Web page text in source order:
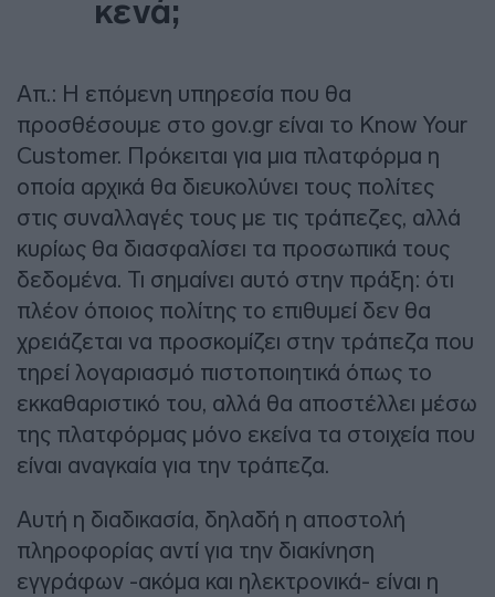
κενά;
Απ.: Η επόμενη υπηρεσία που θα
προσθέσουμε στο gov.gr είναι το Know Your
Customer. Πρόκειται για μια πλατφόρμα η
οποία αρχικά θα διευκολύνει τους πολίτες
στις συναλλαγές τους με τις τράπεζες, αλλά
κυρίως θα διασφαλίσει τα προσωπικά τους
δεδομένα. Τι σημαίνει αυτό στην πράξη: ότι
πλέον όποιος πολίτης το επιθυμεί δεν θα
χρειάζεται να προσκομίζει στην τράπεζα που
τηρεί λογαριασμό πιστοποιητικά όπως το
εκκαθαριστικό του, αλλά θα αποστέλλει μέσω
της πλατφόρμας μόνο εκείνα τα στοιχεία που
είναι αναγκαία για την τράπεζα.
Αυτή η διαδικασία, δηλαδή η αποστολή
πληροφορίας αντί για την διακίνηση
εγγράφων -ακόμα και ηλεκτρονικά- είναι η